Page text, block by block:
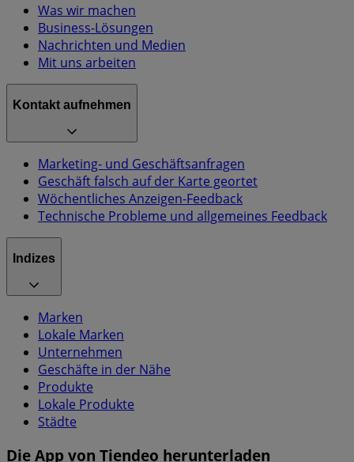
Was wir machen
Business-Lösungen
Nachrichten und Medien
Mit uns arbeiten
Kontakt aufnehmen
Marketing- und Geschäftsanfragen
Geschäft falsch auf der Karte geortet
Wöchentliches Anzeigen-Feedback
Technische Probleme und allgemeines Feedback
Indizes
Marken
Lokale Marken
Unternehmen
Geschäfte in der Nähe
Produkte
Lokale Produkte
Städte
Die App von Tiendeo herunterladen